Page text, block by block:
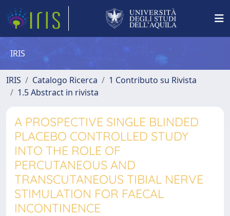
IRIS
IRIS Catalogo Ricerca
1 Contributo su Rivista
1.5 Abstract in rivista
A PROSPECTIVE SINGLE BLINDED
PLACEBO CONTROLLED STUDY
INTO THE ROLE OF
PERCUTANEOUS AND
TRANSCUTANEOUS TIBIAL NERVE
STIMULATION FOR FAECAL
INCONTINENCE